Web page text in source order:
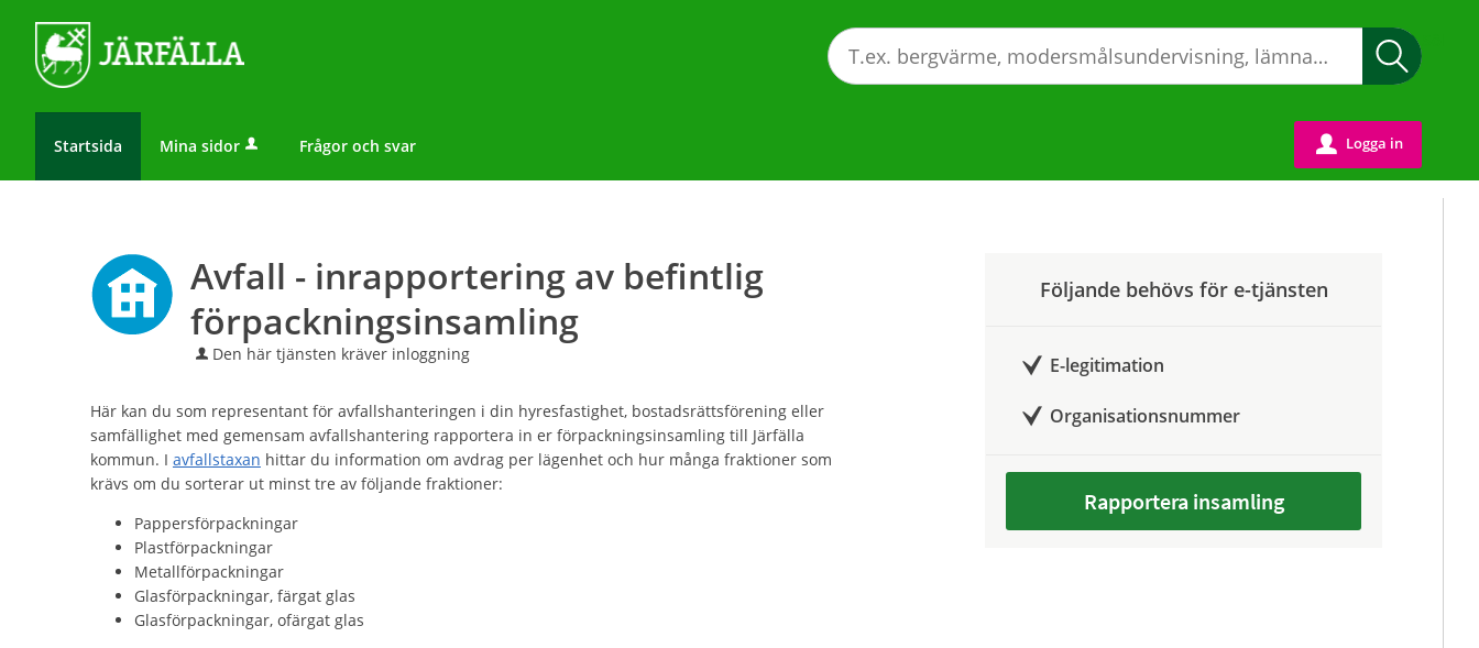
Startsida Mina sidor Frågor och svar u Logga in
Avfall - inrapportering av befintlig
förpackningsinsamling
Den här tjänsten kräver inloggning
Här kan du som representant för avfallshanteringen i din hyresfastighet, bostadsrättsförening eller
samfällighet med gemensam avfallshantering rapportera in er förpackningsinsamling till Järfälla
kommun. I avfallstaxan hittar du information om avdrag per lägenhet och hur många fraktioner som
krävs om du sorterar ut minst tre av följande fraktioner:
Pappersförpackningar
Plastförpackningar
Metallförpackningar
Glasförpackningar, färgat glas
Glasförpackningar, ofärgat glas
Följande behövs för e-tjänsten
E-legitimation
Organisationsnummer
Rapportera insamling